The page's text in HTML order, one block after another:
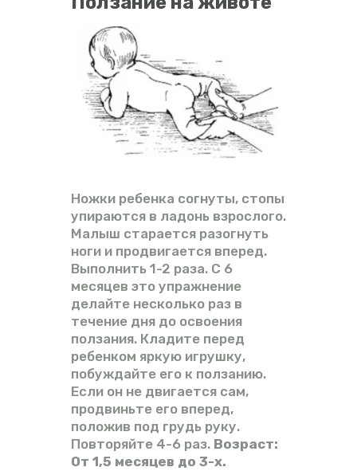
Ножки ребенка согнуты, стопы
упираются в ладонь взрослого.
Малыш старается разогнуть
ноги и продвигается вперед.
Выполнить 1-2 раза. С 6
месяцев это упражнение
делайте несколько раз в
течение дня до освоения
ползания. Кладите перед
ребенком яркую игрушку,
побуждайте его к ползанию.
Если он не двигается сам,
продвиньте его вперед,
положив под грудь руку.
Повторяйте 4-6 раз. Возраст:
От 1,5 месяцев до 3-х.